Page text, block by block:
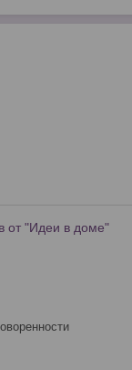
от "Идеи в доме"